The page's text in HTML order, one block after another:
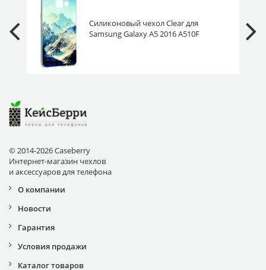
Силиконовый чехол Clear для
Samsung Galaxy A5 2016 A510F
© 2014-2026 Caseberry
Интернет-магазин чехлов
и аксессуаров для телефона
О компании
Новости
Гарантия
Условия продажи
Каталог товаров